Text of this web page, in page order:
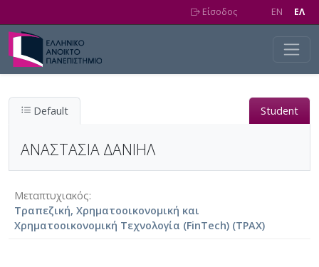
Είσοδος EN EΛ
Default Student
ΑΝΑΣΤΑΣΙΑ ΔΑΝΙΗΛ
Μεταπτυχιακός
Τραπεζική, Χρηματοοικονομική και
Χρηματοοικονομική Τεχνολογία (FinTech) (ΤΡΑΧ)